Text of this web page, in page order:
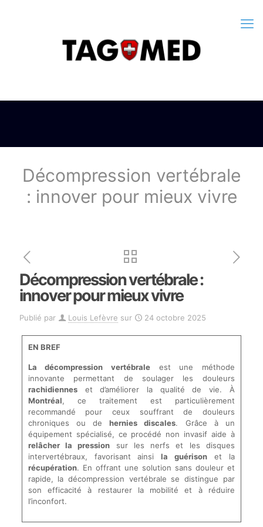
Décompression vertébrale
: innover pour mieux vivre
Décompression vertébrale :
innover pour mieux vivre
Publié par Louis Lefèvre sur 24 octobre 2025
EN BREF
La décompression vertébrale est une méthode
innovante permettant de soulager les douleurs
rachidienneset d’améliorer la qualité de vie. À
Montréal, ce traitement est particulièrement
recommandé pour ceux souffrant de douleurs
chroniques ou dehernies discales. Grâce à un
équipement spécialisé, ce procédé non invasif aide à
relâcher la pression sur les nerfs et les disques
intervertébraux, favorisant ainsila guérison et la
récupération. En offrant une solution sans douleur et
rapide, la décompression vertébrale se distingue par
son efficacité à restaurer la mobilité et à réduire
l’inconfort.